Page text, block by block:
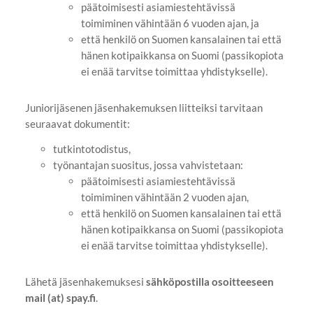
päätoimisesti asiamiestehtävissä
toimiminen vähintään 6 vuoden ajan, ja
että henkilö on Suomen kansalainen tai että
hänen kotipaikkansa on Suomi (passikopiota
ei enää tarvitse toimittaa yhdistykselle).
Juniorijäsenen jäsenhakemuksen liitteiksi tarvitaan
seuraavat dokumentit:
tutkintotodistus,
työnantajan suositus, jossa vahvistetaan:
päätoimisesti asiamiestehtävissä
toimiminen vähintään 2 vuoden ajan,
että henkilö on Suomen kansalainen tai että
hänen kotipaikkansa on Suomi (passikopiota
ei enää tarvitse toimittaa yhdistykselle).
Lähetä jäsenhakemuksesi sähköpostilla osoitteeseen
mail (at) spay.fi.